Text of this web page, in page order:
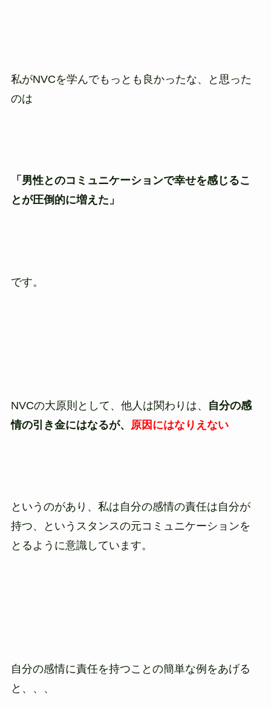
私がNVCを学んでもっとも良かったな、と思った
のは
「男性とのコミュニケーションで幸せを感じるこ
とが圧倒的に増えた」
です。
NVCの大原則として、他人は関わりは、
自分の感
情の引き金にはなるが、
原因にはなりえない
というのがあり、私は自分の感情の責任は自分が
持つ、というスタンスの元コミュニケーションを
とるように意識しています。
自分の感情に責任を持つことの簡単な例をあげる
と、、、